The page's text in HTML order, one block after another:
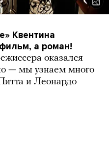
Квентина
а роман!
оказался
— мы узнаем много
и Леонардо